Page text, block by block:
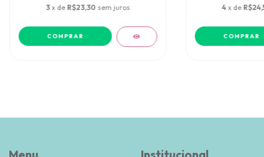
3 x de R$23,30 sem juros
COMPRAR
4 x de
COMPRAR